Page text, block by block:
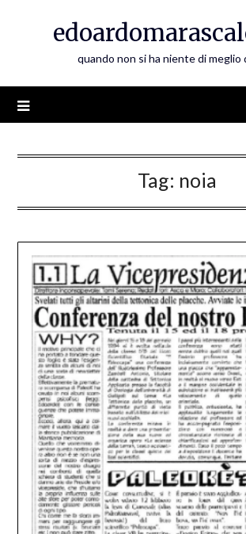
quando non si ha niente di meglio
Tag: noia